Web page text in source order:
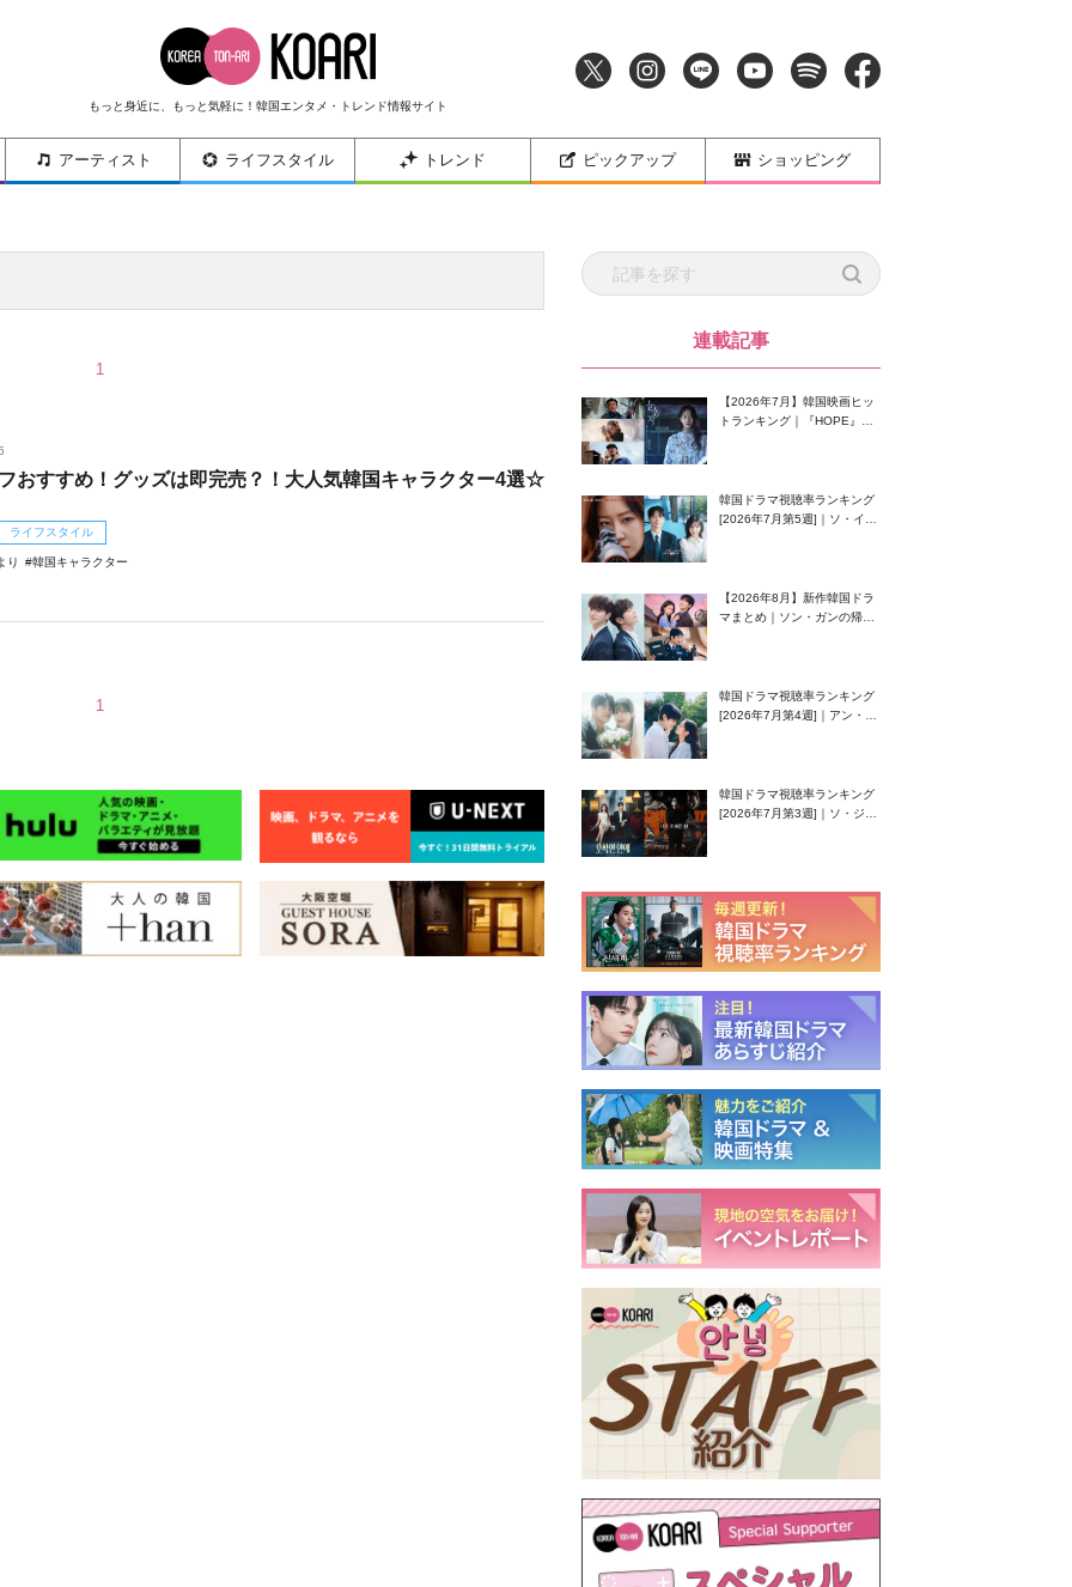
もっと身近に、もっと気軽に！韓国エンタメ・トレンド情報サイト
アーティスト ライフスタイル トレンド ピックアップ ショッピング
1
おすすめ！グッズは即完売？！大人気韓国キャラクター4選☆
ライフスタイル
り 韓国キャラクター
1
連載記事
【2026年7月】韓国映画ヒッ
トランキング｜『HOPE』が
韓国ドラマ視聴率ランキング
[2026年7月第5週]｜ソ・イン
【2026年8月】新作韓国ドラ
マまとめ｜ソン・ガンの帰
韓国ドラマ視聴率ランキング
[2026年7月第4週]｜アン・ヒ
韓国ドラマ視聴率ランキング
[2026年7月第3週]｜ソ・ジソ